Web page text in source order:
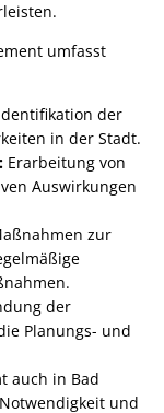
umfasst
der
in der Stadt.
Erarbeitung von
Auswirkungen
zur
der
Planungs- und
auch in Bad
und